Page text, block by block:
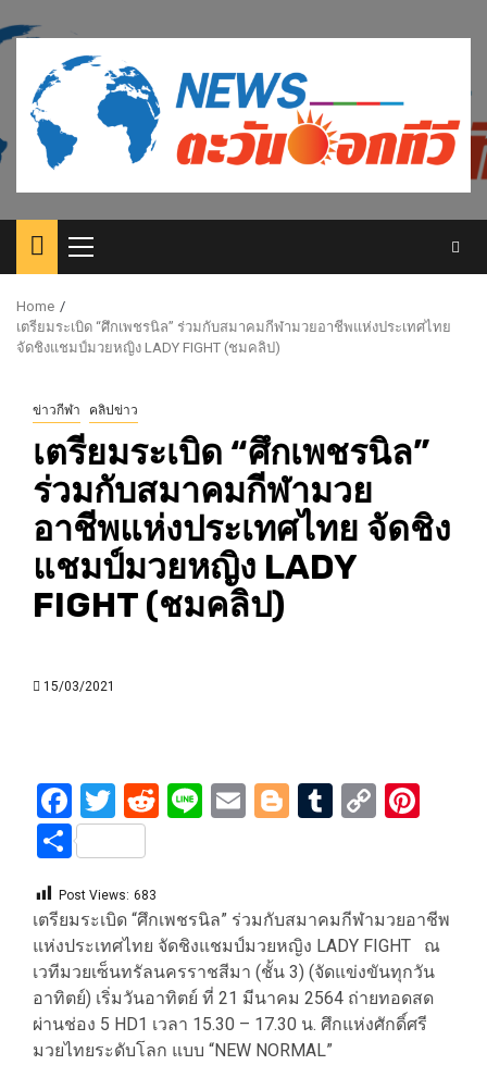
to
content
Primary
Menu
Home
เตรียมระเบิด “ศึกเพชรนิล” ร่วมกับสมาคมกีฬามวยอาชีพแห่งประเทศไทย
จัดชิงแชมป์มวยหญิง LADY FIGHT (ชมคลิป)
ข่าวกีฬา คลิปข่าว
เตรียมระเบิด “ศึกเพชรนิล”
ร่วมกับสมาคมกีฬามวย
อาชีพแห่งประเทศไทย จัดชิง
แชมป์มวยหญิง LADY
FIGHT (ชมคลิป)
15/03/2021
Facebook
Twitter
Reddit
LineEmailBlogger
Tumblr
Copy
Share
Post Views: 683
เตรียมระเบิด “ศึกเพชรนิล” ร่วมกับสมาคมกีฬามวยอาชีพ
แห่งประเทศไทย จัดชิงแชมป์มวยหญิง LADY FIGHT ณ
เวทีมวยเซ็นทรัลนครราชสีมา (ชั้น 3) (จัดแข่งขันทุกวัน
อาทิตย์) เริ่มวันอาทิตย์ ที่ 21 มีนาคม 2564 ถ่ายทอดสด
ผ่านช่อง 5 HD1 เวลา 15.30 – 17.30 น. ศึกแห่งศักดิ์ศรี
มวยไทยระดับโลก แบบ “NEW NORMAL”